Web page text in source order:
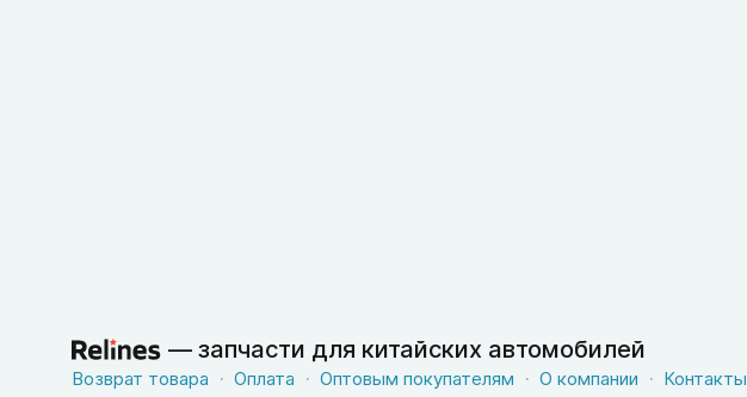
— запчасти для китайских автомобилей
Возврат товара Оплата Оптовым покупателям О компании Контакты